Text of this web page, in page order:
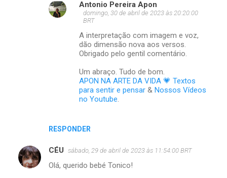
RESPONDER
Antonio Pereira Apon
domingo, 30 de abril de 2023 às 20:20:00
BRT
A interpretação com imagem e voz,
dão dimensão nova aos versos.
Obrigado pelo gentil comentário.
Um abraço. Tudo de bom.
APON NA ARTE DA VIDA 💗 Textos
para sentir e pensar & Nossos Vídeos
no Youtube
CÉU sábado, 29 de abril de 2023 às 11:54:00 BRT
Olá, querido bebé Tonico!